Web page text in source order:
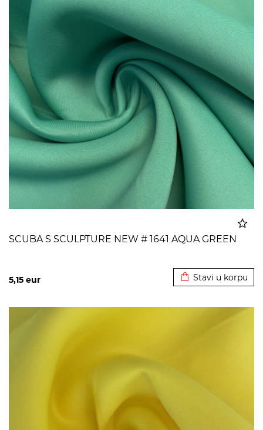
SCUBA S SCULPTURE NEW # 1641 AQUA GREEN
5,15 eur Stavi u korpu